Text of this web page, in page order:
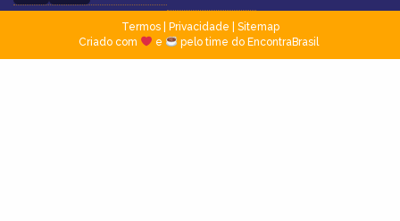
Termos| Privacidade
Sitemap
Criado com
e pelo time do EncontraBrasil